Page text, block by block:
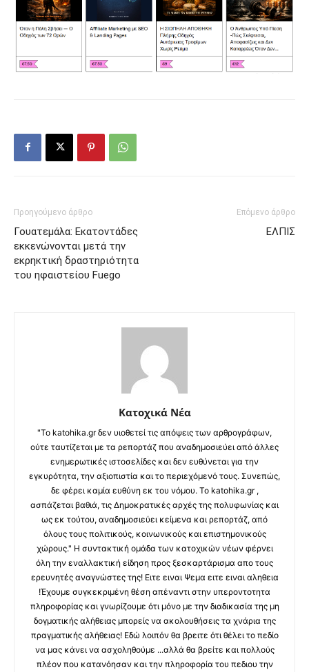
Προηγούμενο άρθρο
Γουατεμάλα: Εκατοντάδες
εκκενώνονται μετά την
εκρηκτική δραστηριότητα
του ηφαιστείου Fuego
Επόμενο άρθρο
ΕΛΠΙΣ
Κατοχικά Νέα
"Το katohika.gr δεν υιοθετεί τις απόψεις των αρθρογράφων,
ούτε ταυτίζεται με τα ρεπορτάζ που αναδημοσιεύει από άλλες
ενημερωτικές ιστοσελίδες και δεν ευθύνεται για την
εγκυρότητα, την αξιοπιστία και το περιεχόμενό τους. Συνεπώς,
δε φέρει καμία ευθύνη εκ του νόμου. Το katohika.gr ,
ασπάζεται βαθιά, τις Δημοκρατικές αρχές της πολυφωνίας και
ως εκ τούτου, αναδημοσιεύει κείμενα και ρεπορτάζ, από
όλους τους πολιτικούς, κοινωνικούς και επιστημονικούς
χώρους." Η συντακτική ομάδα των κατοχικών νέων φέρνει
όλη την εναλλακτική είδηση προς ξεσκαρτάρισμα απο τους
ερευνητές αναγνώστες της! Ειτε ειναι Ψεμα ειτε ειναι αληθεια
!Έχουμε συγκεκριμένη θέση απέναντι στην υπεροντοτητα
πληροφορίας και γνωρίζουμε ότι μόνο με την διαδικασία της μη
δογματικής αλήθειας μπορείς να ακολουθήσεις τα χνάρια της
πραγματικής αλήθειας! Εδώ λοιπόν θα βρειτε ότι θέλει το πεδίο
να μας κάνει να ασχοληθούμε ...αλλά θα βρείτε και πολλούς
πλέον που κατανόησαν και την πληροφορία του πεδιου την